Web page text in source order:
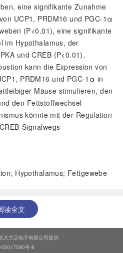
eine signifikante Zunahme
UCP1, PRDM16 und PGC-1α
(P<0.01), eine signifikante
im Hypothalamus, der
und CREB (P<0.01).
kann die Expression von
PRDM16 und PGC-1α in
Mäuse stimulieren, den
den Fettstoffwechsel
könnte mit der Regulation
Signalwegs
Hypothalamus; Fettgewebe
读全文
大方正电子有限公司提供
05017590号-8